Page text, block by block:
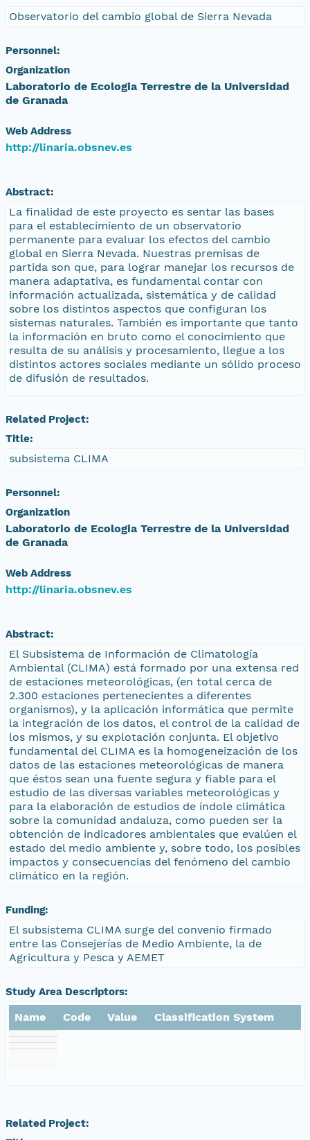
Observatorio del cambio global de Sierra Nevada
Personnel:
Organization
Laboratorio de Ecologia Terrestre de la Universidad
de Granada
Web Address
http://linaria.obsnev.es
Abstract:
La finalidad de este proyecto es sentar las bases
para el establecimiento de un observatorio
permanente para evaluar los efectos del cambio
global en Sierra Nevada. Nuestras premisas de
partida son que, para lograr manejar los recursos de
manera adaptativa, es fundamental contar con
información actualizada, sistemática y de calidad
sobre los distintos aspectos que configuran los
sistemas naturales. También es importante que tanto
la información en bruto como el conocimiento que
resulta de su análisis y procesamiento, llegue a los
distintos actores sociales mediante un sólido proceso
de difusión de resultados.
Related Project:
Title:
subsistema CLIMA
Personnel:
Organization
Laboratorio de Ecologia Terrestre de la Universidad
de Granada
Web Address
http://linaria.obsnev.es
Abstract:
El Subsistema de Información de Climatología
Ambiental (CLIMA) está formado por una extensa red
de estaciones meteorológicas, (en total cerca de
2.300 estaciones pertenecientes a diferentes
organismos), y la aplicación informática que permite
la integración de los datos, el control de la calidad de
los mismos, y su explotación conjunta. El objetivo
fundamental del CLIMA es la homogeneización de los
datos de las estaciones meteorológicas de manera
que éstos sean una fuente segura y fiable para el
estudio de las diversas variables meteorológicas y
para la elaboración de estudios de índole climática
sobre la comunidad andaluza, como pueden ser la
obtención de indicadores ambientales que evalúen el
estado del medio ambiente y, sobre todo, los posibles
impactos y consecuencias del fenómeno del cambio
climático en la región.
Funding:
El subsistema CLIMA surge del convenio firmado
entre las Consejerías de Medio Ambiente, la de
Agricultura y Pesca y AEMET
Study Area Descriptors:
Name Code Value Classification System
Related Project: